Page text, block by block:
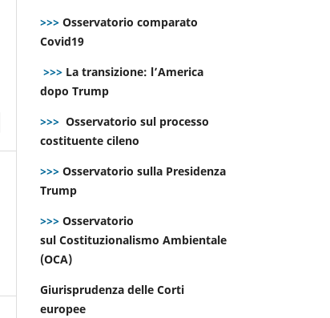
>>> Osservatorio comparato
Covid19
>>> La transizione: l’America
dopo Trump
>>> Osservatorio sul processo
costituente cileno
>>> Osservatorio sulla Presidenza
Trump
>>> Osservatorio
sul Costituzionalismo Ambientale
(OCA)
Giurisprudenza delle Corti
europee